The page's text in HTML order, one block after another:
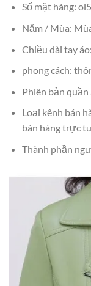
Số mặt hàng:
Năm / Mùa:
Chiều dài tay
phong cách:
Phiên bản
Loại kênh bán
bán hàng trực
Thành phần